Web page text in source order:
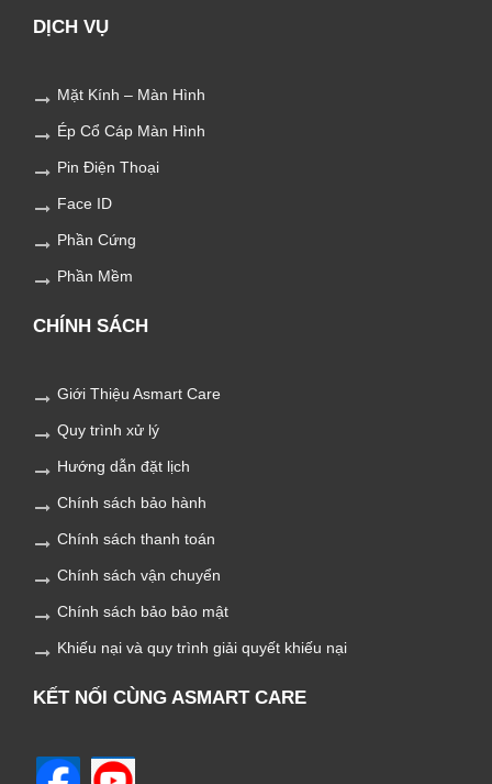
DỊCH VỤ
Mặt Kính – Màn Hình
Ép Cổ Cáp Màn Hình
Pin Điện Thoại
Face ID
Phần Cứng
Phần Mềm
CHÍNH SÁCH
Giới Thiệu Asmart Care
Quy trình xử lý
Hướng dẫn đặt lịch
Chính sách bảo hành
Chính sách thanh toán
Chính sách vận chuyển
Chính sách bảo bảo mật
Khiếu nại và quy trình giải quyết khiếu nại
KẾT NỐI CÙNG ASMART CARE